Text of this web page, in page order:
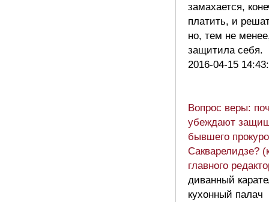
замахается,
платить, и
но, тем не
защитила себя.
2016-04-15
Вопрос веры:
убеждают
бывшего
Сакварелидзе?
главного
диванный
кухонный палач